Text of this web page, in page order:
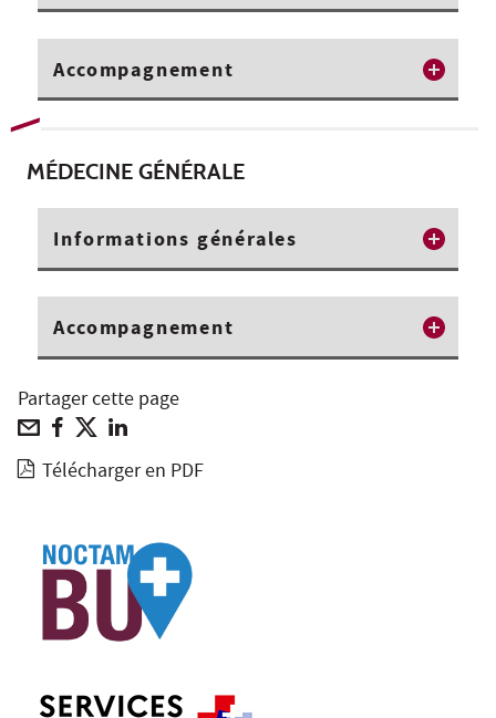
Accompagnement
MÉDECINE GÉNÉRALE
Informations générales
Accompagnement
Partager cette page
Télécharger en PDF